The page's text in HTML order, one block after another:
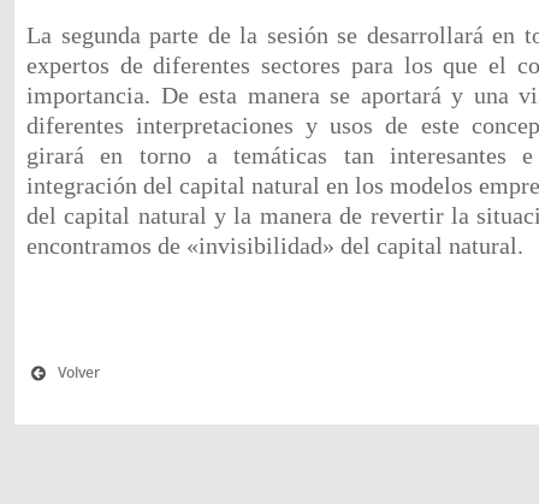
La segunda parte de la sesión se desarrollará en
expertos de diferentes sectores para los que el
importancia. De esta manera se aportará y una
diferentes interpretaciones y usos de este
girará en torno a temáticas tan interesantes
integración del capital natural en los modelos
del capital natural y la manera de revertir la
encontramos de «invisibilidad» del capital natural.
Volver